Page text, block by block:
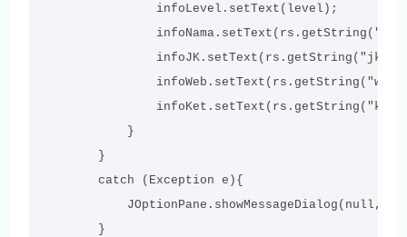
infoLevel.setText(level);
}
}
catch (Exception e){
JOptionPane.showMessageDialog(null,
}